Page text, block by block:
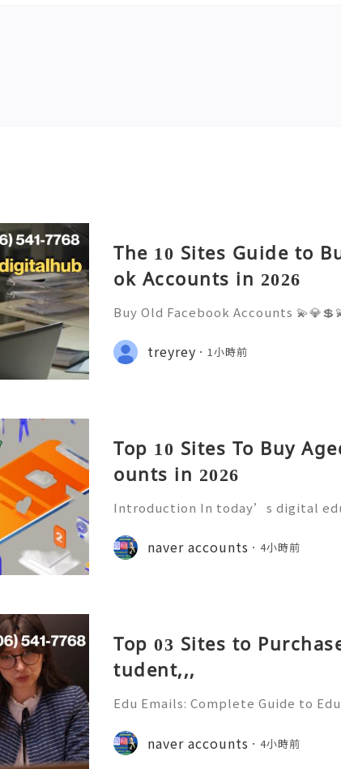
The 10 Sites Guide to
ok Accounts in 2026
Buy Old Facebook Accounts
68 💫💎💲💫🌐✨💎Telegram:
cord: usadigitalhub
treyrey 1小時前
Top 10 Sites To Buy
ounts in 2026
Introduction In today’s digital
Educational institutions around
d email accounts to stude
naver accounts 4小時前
Top 03 Sites to
tudent,,,
Edu Emails: Complete Guide to
& Reliable 24/7 Customer Support
+1 (506) 541-7768
naver accounts 4小時前